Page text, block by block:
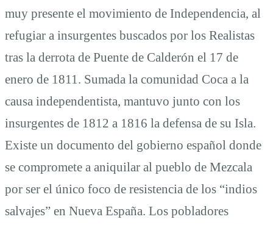
muy presente el movimiento de Independencia, al
refugiar a insurgentes buscados por los Realistas
tras la derrota de Puente de Calderón el 17 de
enero de 1811. Sumada la comunidad Coca a la
causa independentista, mantuvo junto con los
insurgentes de 1812 a 1816 la defensa de su Isla.
Existe un documento del gobierno español donde
se compromete a aniquilar al pueblo de Mezcala
por ser el único foco de resistencia de los “indios
salvajes” en Nueva España. Los pobladores